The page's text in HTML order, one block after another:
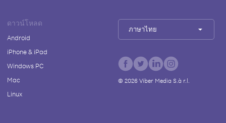
ดาวน์โหลด
Android
iPhone & iPad
Windows PC
Mac
Linux
ภาษาไทย
© 2026Viber Media S.à r.l.